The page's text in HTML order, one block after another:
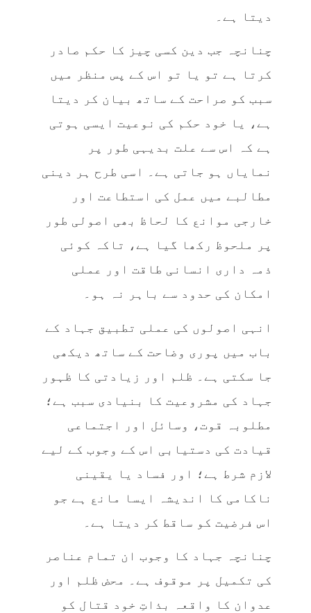
دیتا ہے۔
چنانچہ جب دین کسی چیز کا حکم صادر
کرتا ہے تو یا تو اس کے پس منظر میں
سبب کو صراحت کے ساتھ بیان کر دیتا
ہے، یا خود حکم کی نوعیت ایسی ہوتی
ہے کہ اس سے علت بدیہی طور پر
نمایاں ہو جاتی ہے۔ اسی طرح ہر دینی
مطالبے میں عمل کی استطاعت اور
خارجی موانع کا لحاظ بھی اصولی طور
پر ملحوظ رکھا گیا ہے، تاکہ کوئی
ذمہ داری انسانی طاقت اور عملی
امکان کی حدود سے باہر نہ ہو۔
انہی اصولوں کی عملی تطبیق جہاد کے
باب میں پوری وضاحت کے ساتھ دیکھی
جا سکتی ہے۔ ظلم اور زیادتی کا ظہور
جہاد کی مشروعیت کا بنیادی سبب ہے؛
مطلوبہ قوت، وسائل اور اجتماعی
قیادت کی دستیابی اس کے وجوب کے لیے
لازم شرط ہے؛ اور فساد یا یقینی
ناکامی کا اندیشہ ایسا مانع ہے جو
اس فرضیت کو ساقط کر دیتا ہے۔
چنانچہ جہاد کا وجوب ان تمام عناصر
کی تکمیل پر موقوف ہے۔ محض ظلم اور
عدوان کا واقعہ بذاتِ خود قتال کو